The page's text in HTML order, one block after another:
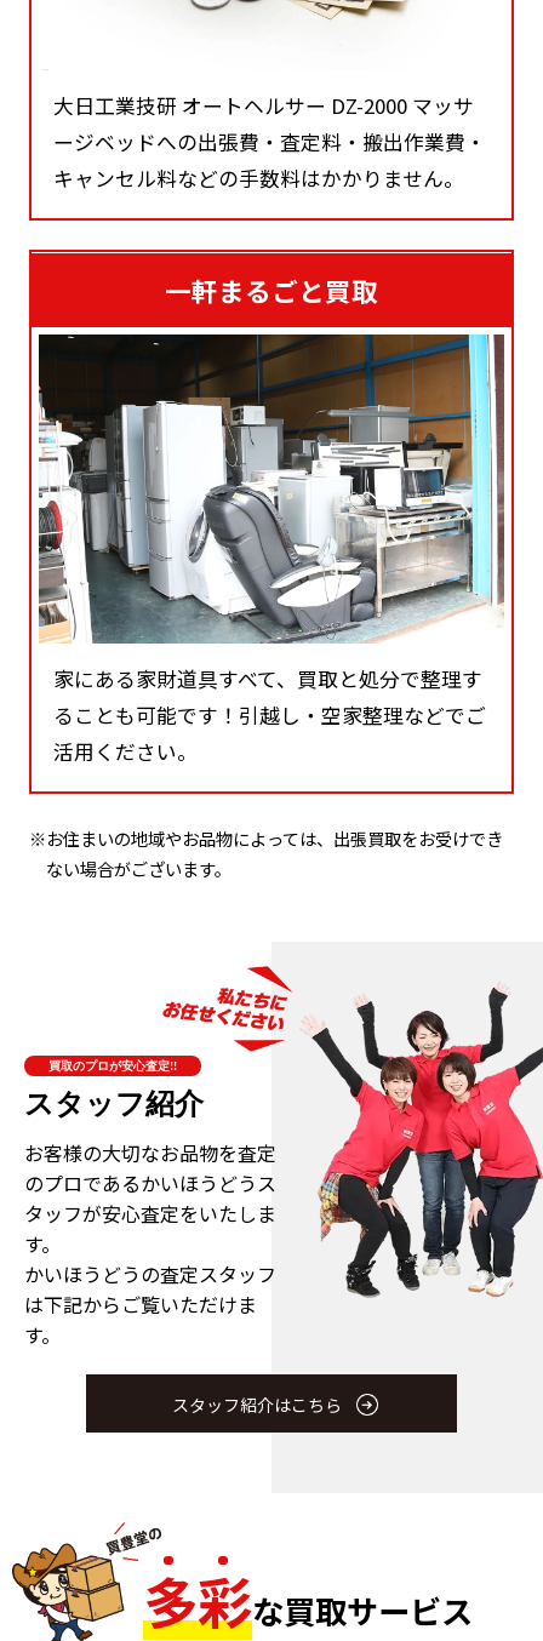
大日工業技研 オートヘルサー DZ-2000 マッサ
ージベッドへの出張費・査定料・搬出作業費・
キャンセル料などの手数料はかかりません。
一軒まるごと買取
家にある家財道具すべて、買取と処分で整理す
ることも可能です！引越し・空家整理などでご
活用ください。
※お住まいの地域やお品物によっては、出張買取をお受けでき
ない場合がございます。
買取のプロが安心査定!!
スタッフ紹介
お客様の大切なお品物を査定
のプロであるかいほうどうス
タッフが安心査定をいたしま
す。
かいほうどうの査定スタッフ
は下記からご覧いただけま
す。
スタッフ紹介はこちら
多彩な買取サービス